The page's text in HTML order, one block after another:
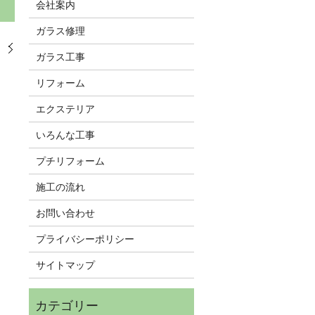
会社案内
ガラス修理
ガラス工事
リフォーム
エクステリア
いろんな工事
プチリフォーム
施工の流れ
お問い合わせ
プライバシーポリシー
サイトマップ